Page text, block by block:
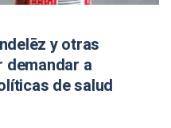
y otras
demandar a
de salud